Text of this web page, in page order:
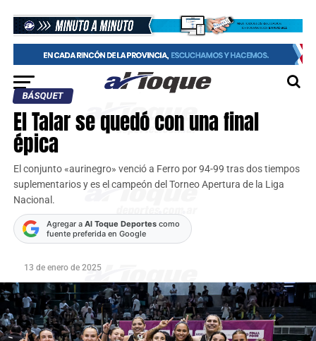
BÁSQUET
El Talar se quedó con una final
épica
El conjunto «aurinegro» venció a Ferro por 94-99 tras dos tiempos
suplementarios y es el campeón del Torneo Apertura de la Liga
Nacional.
Agregar a Al Toque Deportescomo
fuente preferida en Google
13 de enero de 2025